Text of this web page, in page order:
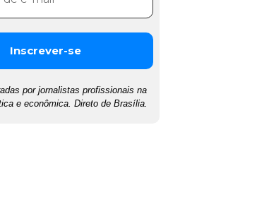
por jornalistas profissionais na
e econômica. Direto de Brasília.